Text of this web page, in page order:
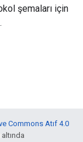
şemaları için
Commons Atıf 4.0
altında